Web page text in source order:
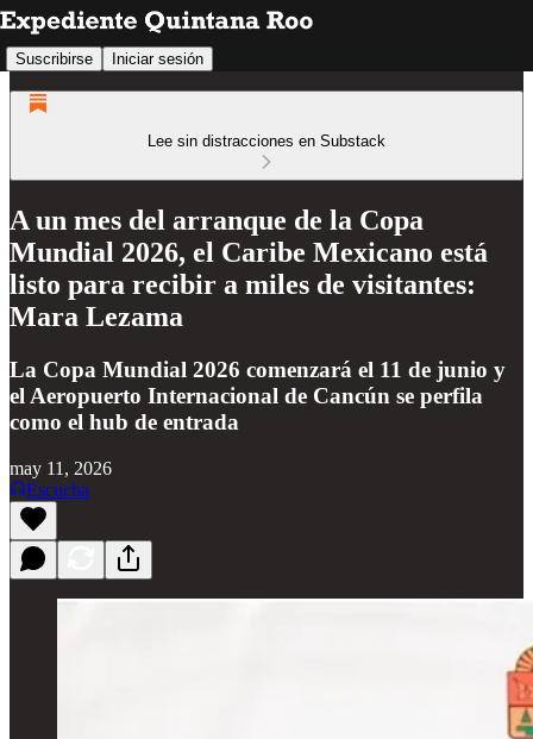
Suscribirse Iniciar sesión
Lee sin distracciones en Substack
A un mes del arranque de la Copa
Mundial 2026, el Caribe Mexicano está
listo para recibir a miles de visitantes:
Mara Lezama
La Copa Mundial 2026 comenzará el 11 de junio y
el Aeropuerto Internacional de Cancún se perfila
como el hub de entrada
may 11, 2026
Escucha